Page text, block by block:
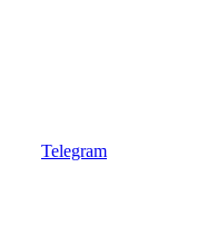
Telegram